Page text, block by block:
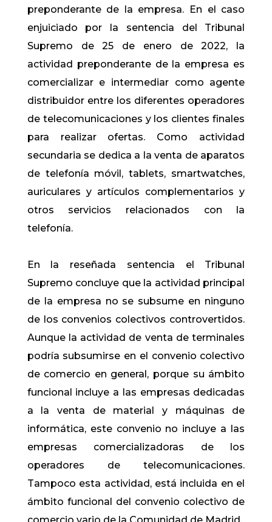
preponderante de la empresa. En el caso
enjuiciado por la sentencia del Tribunal
Supremo de 25 de enero de 2022, la
actividad preponderante de la empresa es
comercializar e intermediar como agente
distribuidor entre los diferentes operadores
de telecomunicaciones y los clientes finales
para realizar ofertas. Como actividad
secundaria se dedica a la venta de aparatos
de telefonía móvil, tablets, smartwatches,
auriculares y artículos complementarios y
otros servicios relacionados con la
telefonía.
En la reseñada sentencia el Tribunal
Supremo concluye que la actividad principal
de la empresa no se subsume en ninguno
de los convenios colectivos controvertidos.
Aunque la actividad de venta de terminales
podría subsumirse en el convenio colectivo
de comercio en general, porque su ámbito
funcional incluye a las empresas dedicadas
a la venta de material y máquinas de
informática, este convenio no incluye a las
empresas comercializadoras de los
operadores de telecomunicaciones.
Tampoco esta actividad, está incluida en el
ámbito funcional del convenio colectivo de